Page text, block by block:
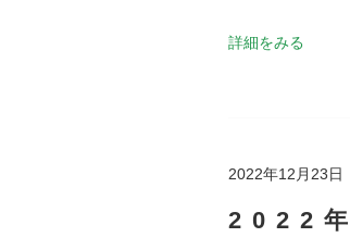
詳細をみる
2022年12月23日
2022年